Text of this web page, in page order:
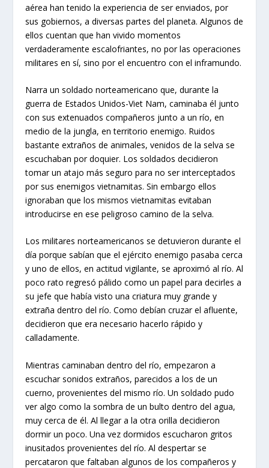
aérea han tenido la experiencia de ser enviados, por
sus gobiernos, a diversas partes del planeta. Algunos de
ellos cuentan que han vivido momentos
verdaderamente escalofriantes, no por las operaciones
militares en sí, sino por el encuentro con el inframundo.
Narra un soldado norteamericano que, durante la
guerra de Estados Unidos-Viet Nam, caminaba él junto
con sus extenuados compañeros junto a un río, en
medio de la jungla, en territorio enemigo. Ruidos
bastante extraños de animales, venidos de la selva se
escuchaban por doquier. Los soldados decidieron
tomar un atajo más seguro para no ser interceptados
por sus enemigos vietnamitas. Sin embargo ellos
ignoraban que los mismos vietnamitas evitaban
introducirse en ese peligroso camino de la selva.
Los militares norteamericanos se detuvieron durante el
día porque sabían que el ejército enemigo pasaba cerca
y uno de ellos, en actitud vigilante, se aproximó al río. Al
poco rato regresó pálido como un papel para decirles a
su jefe que había visto una criatura muy grande y
extraña dentro del río. Como debían cruzar el afluente,
decidieron que era necesario hacerlo rápido y
calladamente.
Mientras caminaban dentro del río, empezaron a
escuchar sonidos extraños, parecidos a los de un
cuerno, provenientes del mismo río. Un soldado pudo
ver algo como la sombra de un bulto dentro del agua,
muy cerca de él. Al llegar a la otra orilla decidieron
dormir un poco. Una vez dormidos escucharon gritos
inusitados provenientes del río. Al despertar se
percataron que faltaban algunos de los compañeros y